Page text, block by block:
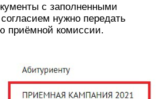
с заполненными
нужно передать
приёмной комиссии.